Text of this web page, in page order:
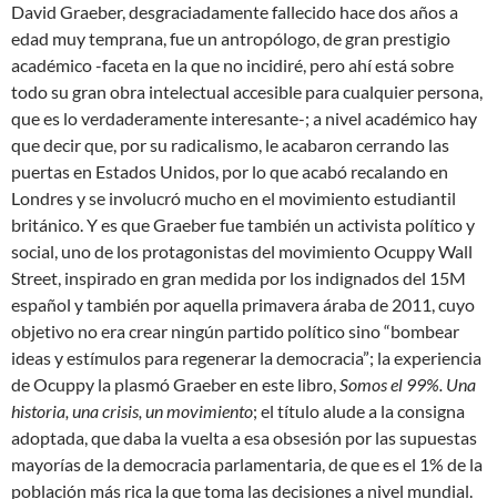
David Graeber, desgraciadamente fallecido hace dos años a
edad muy temprana, fue un antropólogo, de gran prestigio
académico -faceta en la que no incidiré, pero ahí está sobre
todo su gran obra intelectual accesible para cualquier persona,
que es lo verdaderamente interesante-; a nivel académico hay
que decir que, por su radicalismo, le acabaron cerrando las
puertas en Estados Unidos, por lo que acabó recalando en
Londres y se involucró mucho en el movimiento estudiantil
británico. Y es que Graeber fue también un activista político y
social, uno de los protagonistas del movimiento Ocuppy Wall
Street, inspirado en gran medida por los indignados del 15M
español y también por aquella primavera áraba de 2011, cuyo
objetivo no era crear ningún partido político sino “bombear
ideas y estímulos para regenerar la democracia”; la experiencia
de Ocuppy la plasmó Graeber en este libro,Somos el 99%. Una
historia, una crisis, un movimiento; el título alude a la consigna
adoptada, que daba la vuelta a esa obsesión por las supuestas
mayorías de la democracia parlamentaria, de que es el 1% de la
población más rica la que toma las decisiones a nivel mundial.